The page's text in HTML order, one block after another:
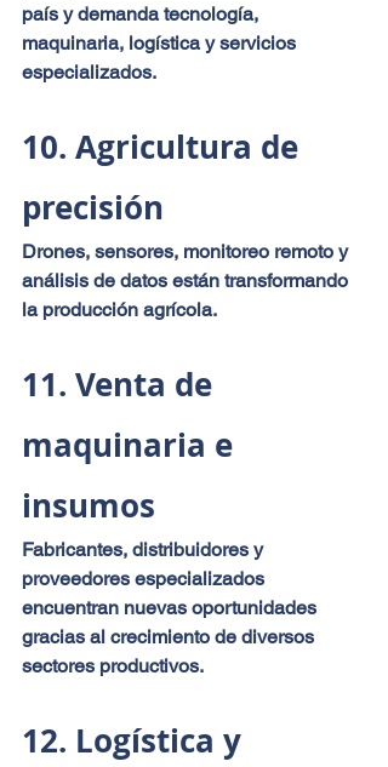
país y demanda tecnología,
maquinaria, logística y servicios
especializados.
10. Agricultura de
precisión
Drones, sensores, monitoreo remoto y
análisis de datos están transformando
la producción agrícola.
11. Venta de
maquinaria e
insumos
Fabricantes, distribuidores y
proveedores especializados
encuentran nuevas oportunidades
gracias al crecimiento de diversos
sectores productivos.
12. Logística y